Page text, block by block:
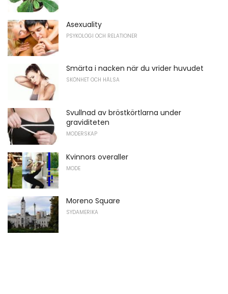
Asexuality
PSYKOLOGI OCH RELATIONER
Smärta i nacken när du vrider huvudet
SKÖNHET OCH HÄLSA
Svullnad av bröstkörtlarna under
graviditeten
MODERSKAP
Kvinnors overaller
MODE
Moreno Square
SYDAMERIKA